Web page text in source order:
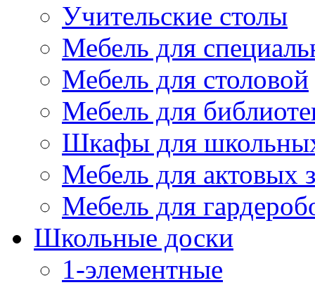
Учительские столы
Мебель для
Мебель для столовой
Мебель для
Шкафы для
Мебель для актовых
Мебель для
Школьные доски
1-элементные